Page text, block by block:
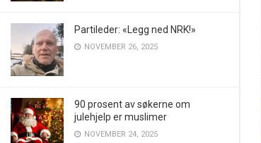
Partileder: «Legg ned NRK!»
NOVEMBER 26, 2025
90 prosent av søkerne om
julehjelp er muslimer
NOVEMBER 24, 2025